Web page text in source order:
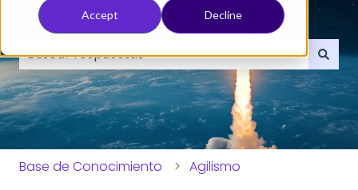
Accept Decline
podemos ayudarte, piloto?
No hay sugerencias porque el campo de
Base de Conocimiento Agilismo